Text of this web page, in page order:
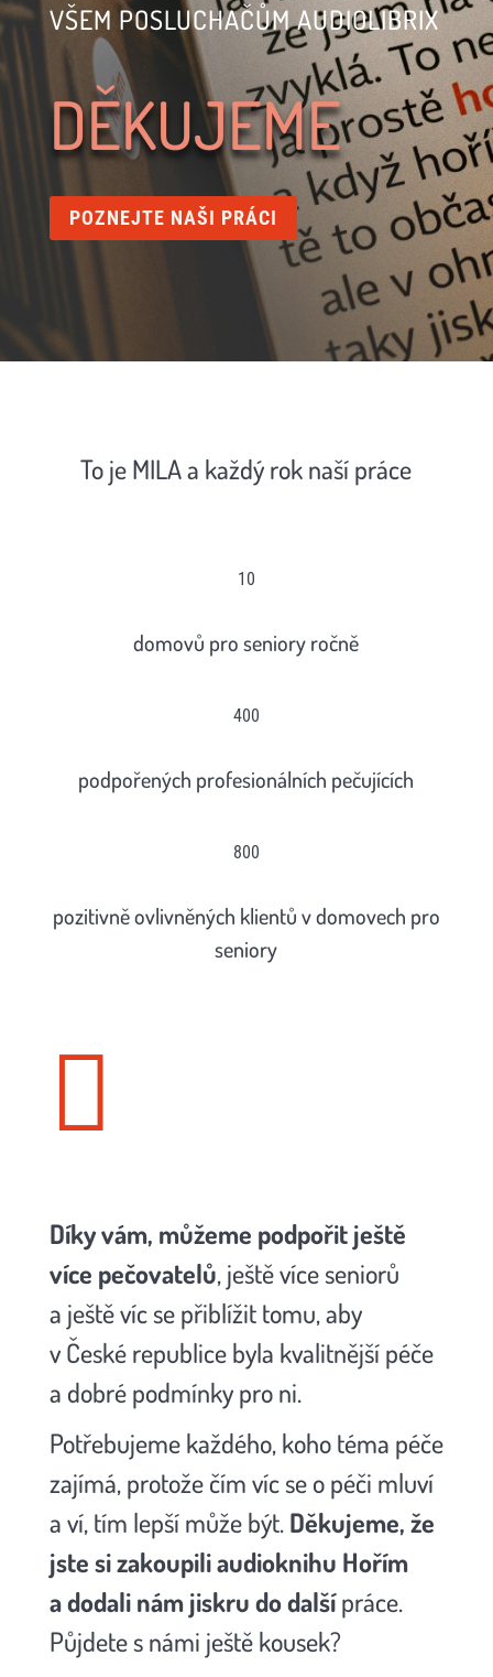
VŠEM POSLUCHAČŮM AUDIOLIBRIX
DĚKUJEME
POZNEJTE NAŠI PRÁCI
To je MILA a každý rok naší práce
10
domovů pro seniory ročně
400
podpořených profesionálních pečujících
800
pozitivně ovlivněných klientů v domovech pro
seniory

Díky vám, můžeme podpořit ještě
více pečovatelů, ještě více seniorů
a ještě víc se přiblížit tomu, aby
v České republice byla kvalitnější péče
a dobré podmínky pro ni.
Potřebujeme každého, koho téma péče
zajímá, protože čím víc se o péči mluví
a ví, tím lepší může být.Děkujeme, že
jste si zakoupili audioknihu Hořím
a dodali nám jiskru do dalšípráce.
Půjdete s námi ještě kousek?